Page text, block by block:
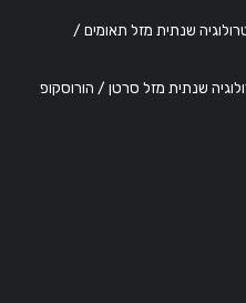
אסטרולוגיה שנתית מזל תאומים /
אסטרולוגיה שנתית מזל סרטן / הורוסקופ